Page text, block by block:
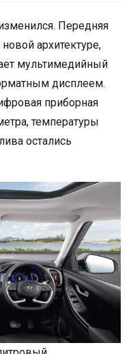
Передняя
архитектуре,
мультимедийный
дисплеем.
приборная
температуры
остались